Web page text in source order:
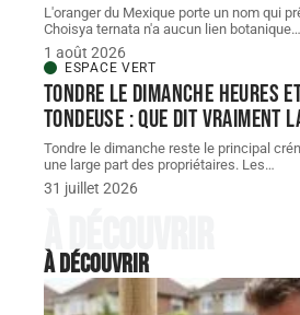
L'oranger du Mexique porte un nom qui
Choisya ternata n'a aucun lien botanique…
1 août 2026
ESPACE VERT
Tondre le dimanche heures
tondeuse : que dit vraiment
Tondre le dimanche reste le principal
une large part des propriétaires. Les…
31 juillet 2026
À découvrir
À découvrir